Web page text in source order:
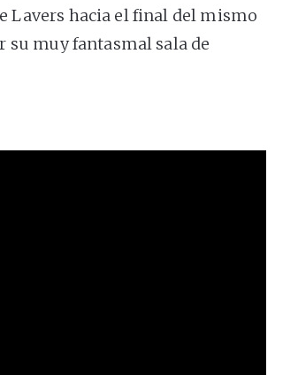
Lavers hacia el final del mismo
su muy fantasmal sala de